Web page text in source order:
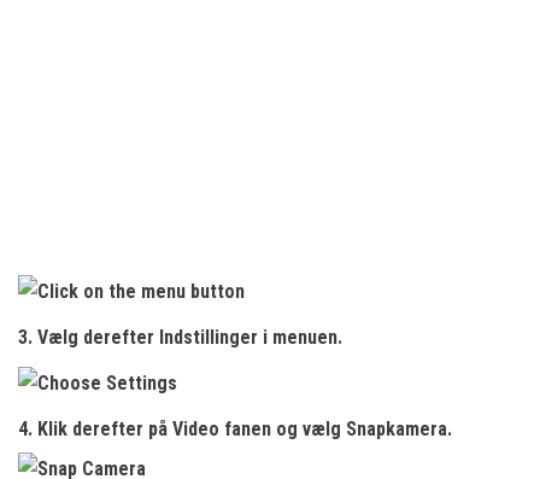
3. Vælg derefter Indstillinger i menuen.
4. Klik derefter på Video fanen og vælg Snapkamera.